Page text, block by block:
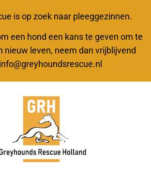
is op zoek naar pleeggezinnen.
een hond een kans te geven om te
nieuw leven, neem dan vrijblijvend